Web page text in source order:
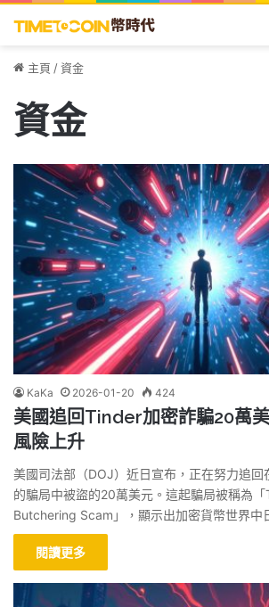
主頁 /資金
資金
KaKa 2026-01-20 424
美國追回Tinder加密詐騙20萬
風險上升
美國司法部（DOJ）近日宣布，正在努力追回
的騙局中被盜的20萬美元。這起騙局被稱為
Butchering Scam」，顯示出加密貨幣世界中
閱讀更多